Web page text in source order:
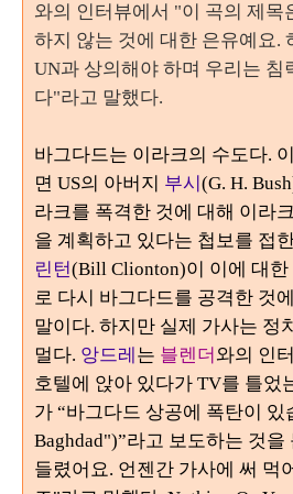
와의 인터뷰에서 "이 곡의 제목
하지 않는 것에 대한 은유예요.
UN과 상의해야 하며 우리는 침
다"라고 말했다.
바그다드는 이라크의 수도다.
면 US의 아버지 부시(G. H.
라크를 폭격한 것에 대해 이라
을 계획하고 있다는 첩보를 접
린턴(Bill Clionton)이 이에 대
로 다시 바그다드를 공격한 것
말이다. 하지만 실제 가사는 정
멀다. 앙드레 는 블렌더 와의 인
호텔에 앉아 있다가 TV를 틀었
가 “바그다드 상공에 폭탄이 있
Baghdad")”라고 보도하는 것을
들렸어요. 언젠간 가사에 써 먹